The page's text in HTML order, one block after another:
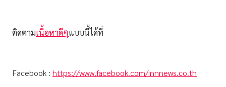
ติดตามเนื้อหาดีๆแบบนี้ได้ที่
Facebook : https://www.facebook.com/innnews.co.th